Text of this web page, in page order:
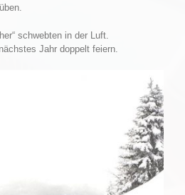
schwebten in der Luft.
Jahr doppelt feiern.